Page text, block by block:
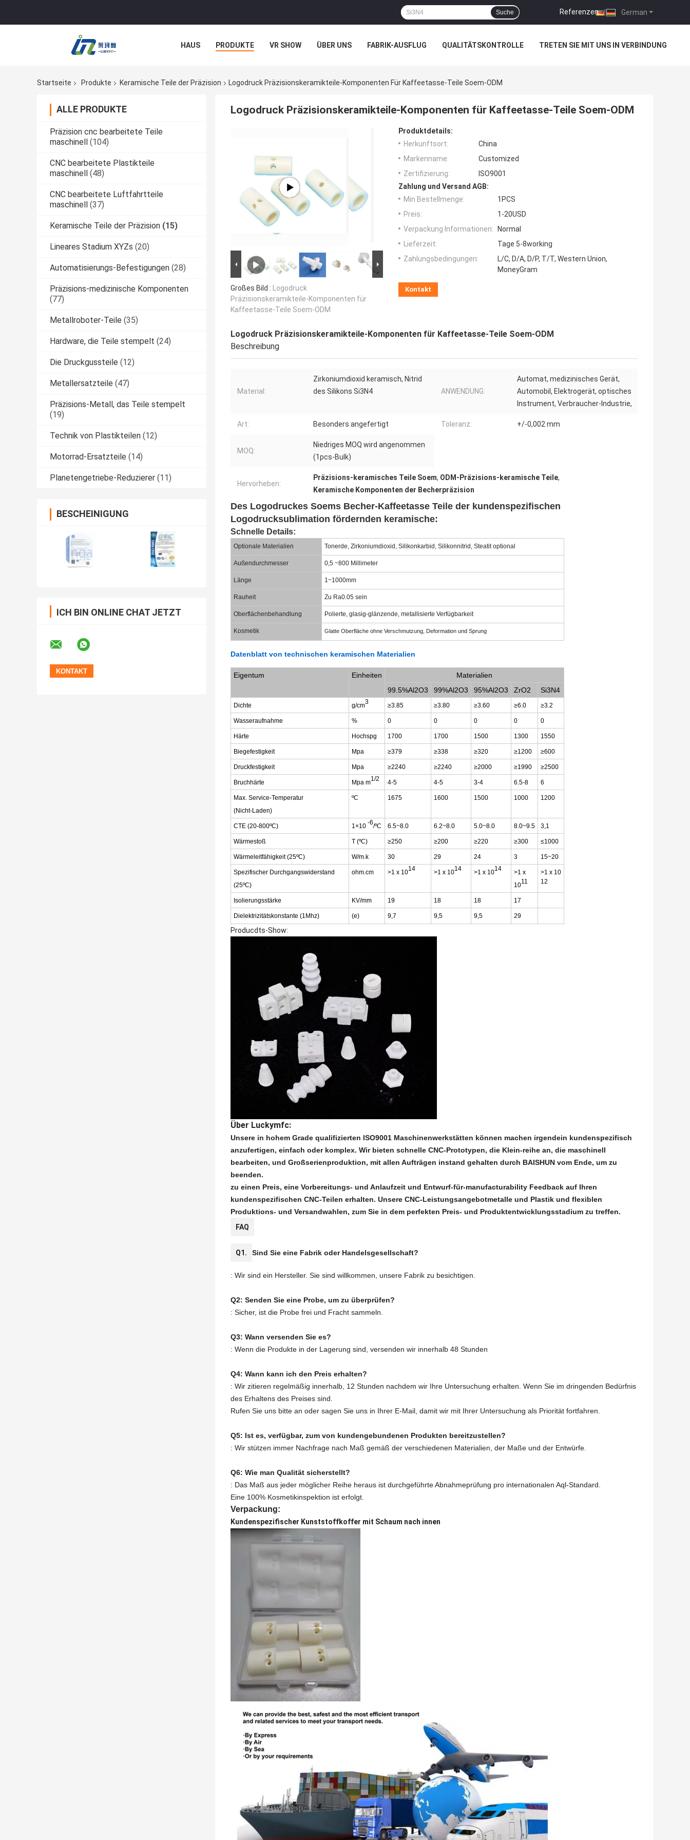
German
Referenzen |
Suche
HAUS PRODUKTE VR SHOW ÜBER UNS FABRIK-AUSFLUG QUALITÄTSKONTROLLE TRETEN SIE MIT UNS IN VERBINDUNG
Startseite
Produkte Keramische Teile der Präzision Logodruck Präzisionskeramikteile-Komponenten Für Kaffeetasse-Teile Soem-ODM
ALLE PRODUKTE
Präzision cnc bearbeitete Teile
maschinell
(104)
CNC bearbeitete Plastikteile
maschinell
(48)
CNC bearbeitete Luftfahrtteile
maschinell
(37)
Keramische Teile der Präzision (15)
Lineares Stadium XYZs (20)
Automatisierungs-Befestigungen (28)
Präzisions-medizinische Komponenten
(77)
Metallroboter-Teile (35)
Hardware, die Teile stempelt (24)
Die Druckgussteile (12)
Metallersatzteile (47)
Präzisions-Metall, das Teile stempelt
(19)
Technik von Plastikteilen (12)
Motorrad-Ersatzteile (14)
Planetengetriebe-Reduzierer (11)
BESCHEINIGUNG
ICH BIN ONLINE CHAT JETZT
Logodruck Präzisionskeramikteile-Komponenten für Kaffeetasse-Teile Soem-ODM
Großes Bild : Logodruck
Präzisionskeramikteile-Komponenten für
Kaffeetasse-Teile Soem-ODM
Produktdetails:
Herkunftsort:
China
Markenname:
Customized
Zertifizierung:
ISO9001
Zahlung und Versand AGB:
Min Bestellmenge:
1PCS
Preis:
1-20USD
Verpackung Informationen:
Normal
Lieferzeit:
Tage 5-8working
Zahlungsbedingungen:
L/C, D/A, D/P, T/T, Western Union,
MoneyGram
Kontakt
Logodruck Präzisionskeramikteile-Komponenten für Kaffeetasse-Teile Soem-ODM
Beschreibung
Material:
Zirkoniumdioxid keramisch, Nitrid
des Silikons Si3N4
ANWENDUNG:
Automat, medizinisches Gerät,
Automobil, Elektrogerät, optisches
Instrument, Verbraucher-Industrie,
Art: Besonders angefertigt Toleranz: +/-0,002 mm
MOQ:
Niedriges MOQ wird angenommen
(1pcs-Bulk)
Hervorheben:
Präzisions-keramisches Teile Soem, ODM-Präzisions-keramische Teile,
Keramische Komponenten der Becherpräzision
Des Logodruckes Soems Becher-Kaffeetasse Teile der kundenspezifischen
Logodrucksublimation fördernden keramische:
Schnelle Details:
Optionale Materialien Tonerde, Zirkoniumdioxid, Silikonkarbid, Silikonnitrid, Steatit optional
Außendurchmesser 0,5 ~800 Millimeter
Länge 1~1000mm
Rauheit Zu Ra0.05 sein
Oberflächenbehandlung Polierte, glasig-glänzende, metallisierte Verfügbarkeit
Kosmetik Glatte Oberfläche ohne Verschmutzung, Deformation und Sprung
Datenblatt von technischen keramischen Materialien
Eigentum Einheiten
Materialien
99.5%Al2O3
99%Al2O3 95%Al2O3 ZrO2 Si3N4
Dichte g/cm3 ≥3.85 ≥3.80 ≥3.60 ≥6.0 ≥3.2
Wasseraufnahme % 0 0 0 0 0
Härte Hochspg 1700 1700 1500 1300 1550
Biegefestigkeit Mpa ≥379 ≥338 ≥320 ≥1200 ≥600
Druckfestigkeit Mpa ≥2240 ≥2240 ≥2000 ≥1990 ≥2500
Bruchhärte Mpa m1/2 4-5 4-5 3-4 6.5-8 6
Max. Service-Temperatur
(Nicht-Laden)
ºC 1675 1600 1500 1000 1200
CTE (20-800ºC) 1×10 -6/ºC 6.5~8.0 6.2~8.0 5.0~8.0 8.0~9.5 3,1
Wärmestoß T (ºC) ≥250 ≥200 ≥220 ≥300 ≤1000
Wärmeleitfähigkeit (25ºC) W/m.k 30 29 24 3 15~20
Spezifischer Durchgangswiderstand
(25ºC)
ohm.cm >1 x 1014 >1 x 1014 >1 x 1014
>1 x
1011
>1 x 10
12
Isolierungsstärke KV/mm 19 18 18 17
Dielektrizitätskonstante (1Mhz) (e) 9,7 9,5 9,5 29
Producdts-Show:
Über Luckymfc:
Unsere in hohem Grade qualifizierten ISO9001 Maschinenwerkstätten können machen irgendein kundenspezifisch
anzufertigen, einfach oder komplex. Wir bieten schnelle CNC-Prototypen, die Klein-reihe an, die maschinell
bearbeiten, und Großserienproduktion, mit allen Aufträgen instand gehalten durch BAISHUN vom Ende, um zu
beenden.
zu einen Preis, eine Vorbereitungs- und Anlaufzeit und Entwurf-für-manufacturability Feedback auf Ihren
kundenspezifischen CNC-Teilen erhalten. Unsere CNC-Leistungsangebotmetalle und Plastik und flexiblen
Produktions- und Versandwahlen, zum Sie in dem perfekten Preis- und Produktentwicklungsstadium zu treffen.
FAQ
Q1. Sind Sie eine Fabrik oder Handelsgesellschaft?
: Wir sind ein Hersteller. Sie sind willkommen, unsere Fabrik zu besichtigen.
Q2: Senden Sie eine Probe, um zu überprüfen?
: Sicher, ist die Probe frei und Fracht sammeln.
Q3: Wann versenden Sie es?
: Wenn die Produkte in der Lagerung sind, versenden wir innerhalb 48 Stunden
Q4: Wann kann ich den Preis erhalten?
: Wir zitieren regelmäßig innerhalb, 12 Stunden nachdem wir Ihre Untersuchung erhalten. Wenn Sie im dringenden Bedürfnis
des Erhaltens des Preises sind.
Rufen Sie uns bitte an oder sagen Sie uns in Ihrer E-Mail, damit wir mit Ihrer Untersuchung als Priorität fortfahren.
Q5: Ist es, verfügbar, zum von kundengebundenen Produkten bereitzustellen?
: Wir stützen immer Nachfrage nach Maß gemäß der verschiedenen Materialien, der Maße und der Entwürfe.
Q6: Wie man Qualität sicherstellt?
: Das Maß aus jeder möglicher Reihe heraus ist durchgeführte Abnahmeprüfung pro internationalen Aql-Standard.
Eine 100% Kosmetikinspektion ist erfolgt.
Verpackung:
Kundenspezifischer Kunststoffkoffer mit Schaum nach innen